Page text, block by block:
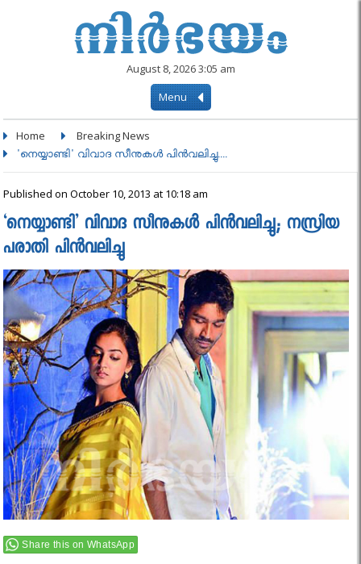
August 8, 2026 3:05 am
Menu
Home Breaking News
'നെയ്യാണ്ടി' വിവാദ സീനുകള്‍ പിന്‍വലിച്ചു....
Published on October 10, 2013 at 10:18 am
‘നെയ്യാണ്ടി’ വിവാദ സീനുകള്‍ പിന്‍വലിച്ചു; നസ്രിയ
പരാതി പിന്‍വലിച്ചു
Share this on WhatsApp